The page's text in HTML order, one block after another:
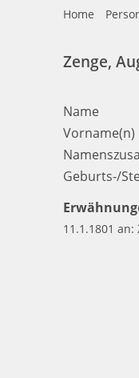
Home
Zenge,
Name
Vorname(n)
Geburts-/
11.1.1801